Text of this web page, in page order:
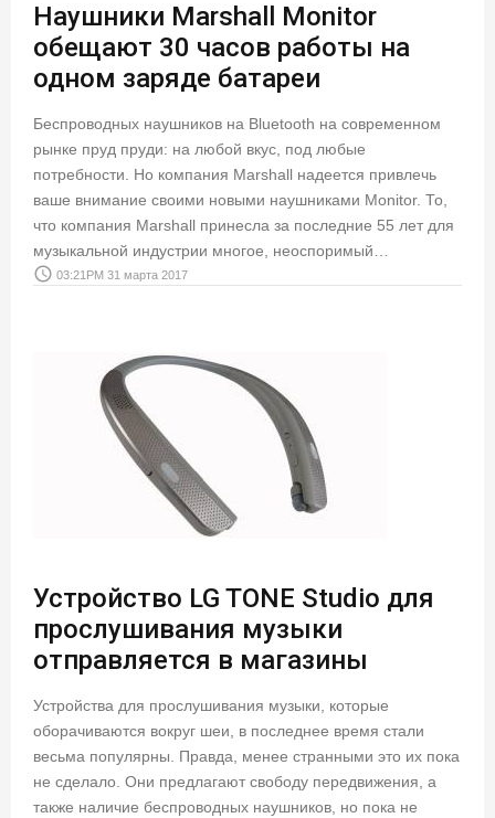
Наушники Marshall Monitor
обещают 30 часов работы на
одном заряде батареи
Беспроводных наушников на Bluetooth на современном
рынке пруд пруди: на любой вкус, под любые
потребности. Но компания Marshall надеется привлечь
ваше внимание своими новыми наушниками Monitor. То,
что компания Marshall принесла за последние 55 лет для
музыкальной индустрии многое, неоспоримый…
access_time 03:21PM 31 марта 2017
Устройство LG TONE Studio для
прослушивания музыки
отправляется в магазины
Устройства для прослушивания музыки, которые
оборачиваются вокруг шеи, в последнее время стали
весьма популярны. Правда, менее странными это их пока
не сделало. Они предлагают свободу передвижения, а
также наличие беспроводных наушников, но пока не